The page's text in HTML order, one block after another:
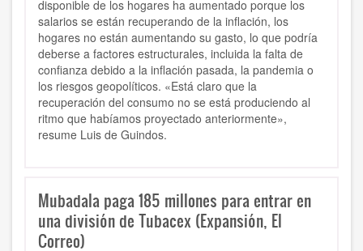
disponible de los hogares ha aumentado porque los
salarios se están recuperando de la inflación, los
hogares no están aumentando su gasto, lo que podría
deberse a factores estructurales, incluida la falta de
confianza debido a la inflación pasada, la pandemia o
los riesgos geopolíticos. «Está claro que la
recuperación del consumo no se está produciendo al
ritmo que habíamos proyectado anteriormente»,
resume Luis de Guindos.
Mubadala paga 185 millones para entrar en
una división de Tubacex (Expansión, El
Correo)